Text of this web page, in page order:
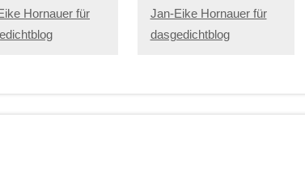
Hornauer für
Jan-Eike Hornauer für
dasgedichtblog